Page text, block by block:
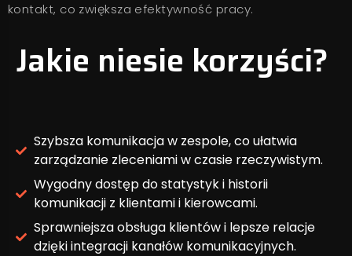
kontakt, co zwiększa efektywność pracy.
Jakie niesie korzyści?
Szybsza komunikacja w zespole, co ułatwia
zarządzanie zleceniami w czasie rzeczywistym.
Wygodny dostęp do statystyk i historii
komunikacji z klientami i kierowcami.
Sprawniejsza obsługa klientów i lepsze relacje
dzięki integracji kanałów komunikacyjnych.